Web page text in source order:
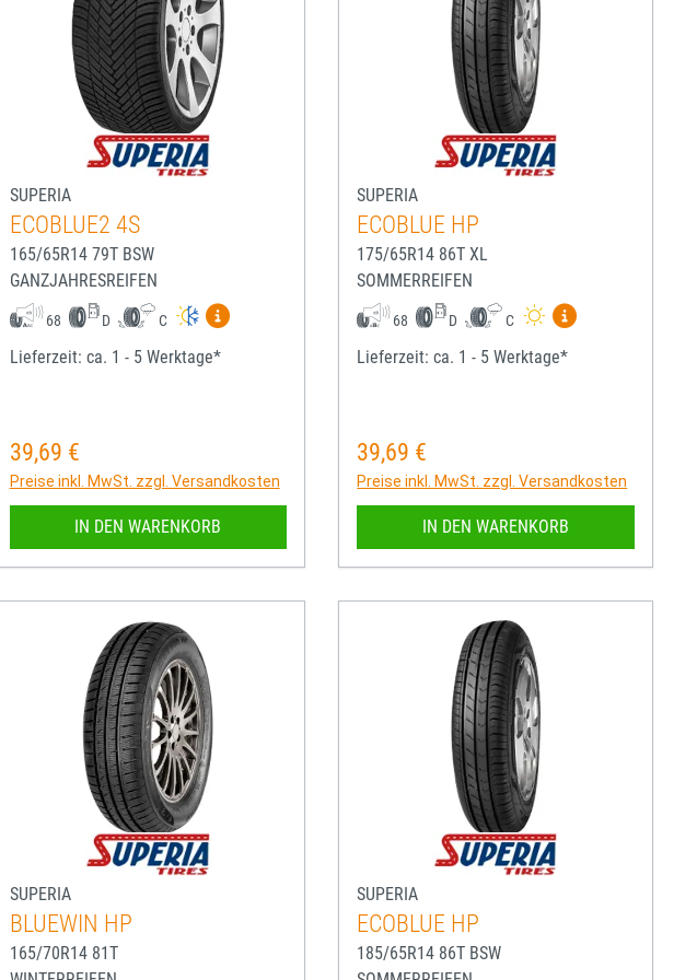
zum EU-Reifenlabel anzeigen
SUPERIA
ECOBLUE2 4S
165/65R14 79T BSW
GANZJAHRESREIFEN
68 D C
Mehr Informationen zum EU-Reifenlabel anzeigen
Lieferzeit: ca. 1 - 5 Werktage*
Regulärer Preis:
39,69 €
Preise inkl. MwSt. zzgl. Versandkosten
IN DEN WARENKORB
SUPERIA
ECOBLUE HP
175/65R14 86T XL
SOMMERREIFEN
68 D C
Mehr
Lieferzeit: ca. 1 - 5 Werktage*
Regulärer Preis:
39,69 €
Preise inkl. MwSt. zzgl. Versandkosten
IN DEN WARENKORB
SUPERIA
BLUEWIN HP
165/70R14 81T
SUPERIA
ECOBLUE HP
185/65R14 86T BSW